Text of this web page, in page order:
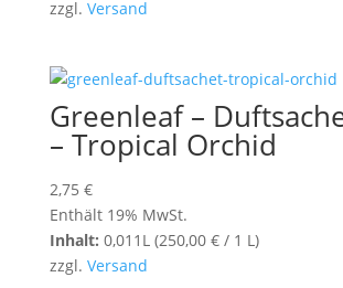
zzgl. Versand
Greenleaf –
– Tropical Orchid
2,75 €
Enthält 19% MwSt.
Inhalt: 0,011L (250,00 €/ 1 L)
zzgl. Versand